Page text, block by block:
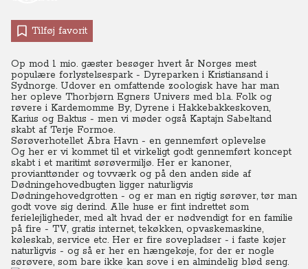
Tilføj favorit
Op mod 1 mio. gæster besøger hvert år Norges mest
populære forlystelsespark - Dyreparken i Kristiansand i
Sydnorge. Udover en omfattende zoologisk have har man
her opleve Thorbjørn Egners Univers med bl.a. Folk og
røvere i Kardemomme By, Dyrene i Hakkebakkeskoven,
Karius og Baktus - men vi møder også Kaptajn Sabeltand
skabt af Terje Formoe.
Sørøverhotellet Abra Havn - en gennemført oplevelse
Og her er vi kommet til et virkeligt godt gennemført koncept
skabt i et maritimt sørøvermiljø. Her er kanoner,
provianttønder og tovværk og på den anden side af
Dødningehovedbugten ligger naturligvis
Dødningehovedgrotten - og er man en rigtig sørøver, tør man
godt vove sig derind. Alle huse er fint indrettet som
ferielejligheder, med alt hvad der er nødvendigt for en familie
på fire - TV, gratis internet, tekøkken, opvaskemaskine,
køleskab, service etc. Her er fire sovepladser - i faste køjer
naturligvis - og så er her en hængekøje, for der er nogle
sørøvere, som bare ikke kan sove i en almindelig blød seng.